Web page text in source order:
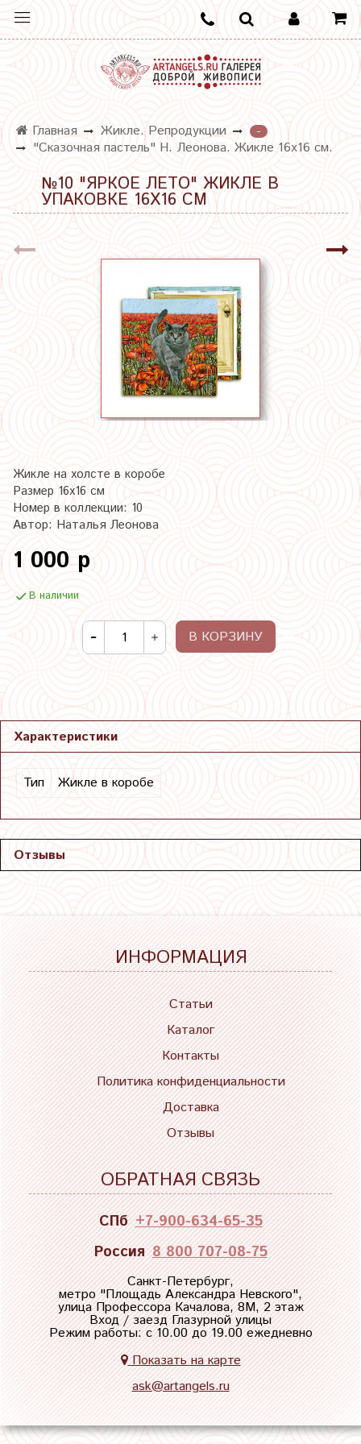
Главная Жикле. Репродукции
-
"Сказочная пастель" Н. Леонова. Жикле 16х16 см.
№10 "ЯРКОЕ ЛЕТО" ЖИКЛЕ В
УПАКОВКЕ 16Х16 СМ
Жикле на холсте в коробе
Размер 16х16 см
Номер в коллекции: 10
Автор: Наталья Леонова
1 000 р
В наличии
В КОРЗИНУ
Характеристики
Тип Жикле в коробе
Отзывы
ИНФОРМАЦИЯ
Статьи
Каталог
Контакты
Политика конфиденциальности
Доставка
Отзывы
ОБРАТНАЯ СВЯЗЬ
СПб +7-900-634-65-35
Россия 8 800 707-08-75
Санкт-Петербург,
метро "Площадь Александра Невского",
улица Профессора Качалова, 8М, 2 этаж
Вход / заезд Глазурной улицы
Режим работы: с 10.00 до 19.00 ежедневно
Показать на карте
ask@artangels.ru